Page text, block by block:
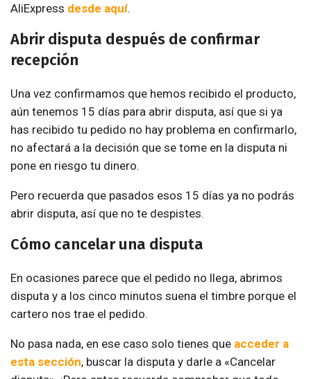
AliExpress desde aquí.
Abrir disputa después de confirmar
recepción
Una vez confirmamos que hemos recibido el producto,
aún tenemos 15 días para abrir disputa, así que si ya
has recibido tu pedido no hay problema en confirmarlo,
no afectará a la decisión que se tome en la disputa ni
pone en riesgo tu dinero.
Pero recuerda que pasados esos 15 días ya no podrás
abrir disputa, así que no te despistes.
Cómo cancelar una disputa
En ocasiones parece que el pedido no llega, abrimos
disputa y a los cinco minutos suena el timbre porque el
cartero nos trae el pedido.
No pasa nada, en ese caso solo tienes que acceder a
esta sección, buscar la disputa y darle a «Cancelar